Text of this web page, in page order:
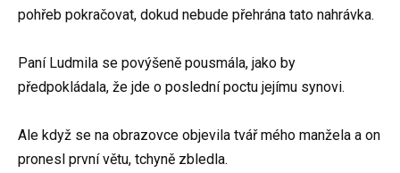
pohřeb pokračovat, dokud nebude přehrána tato nahrávka.
Paní Ludmila se povýšeně pousmála, jako by
předpokládala, že jde o poslední poctu jejímu synovi.
Ale když se na obrazovce objevila tvář mého manžela a on
pronesl první větu, tchyně zbledla.